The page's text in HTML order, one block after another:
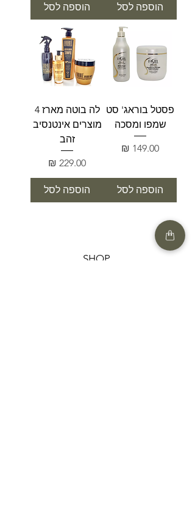
הוספה לסל הוספה לסל
פסטל בוראג' סט
שמפו ומסכה
מחיר
הוספה לסל
לה בוטה מארז 4
מוצרים אינטנסיב
זהב
מחיר
הוספה לסל
SHOP